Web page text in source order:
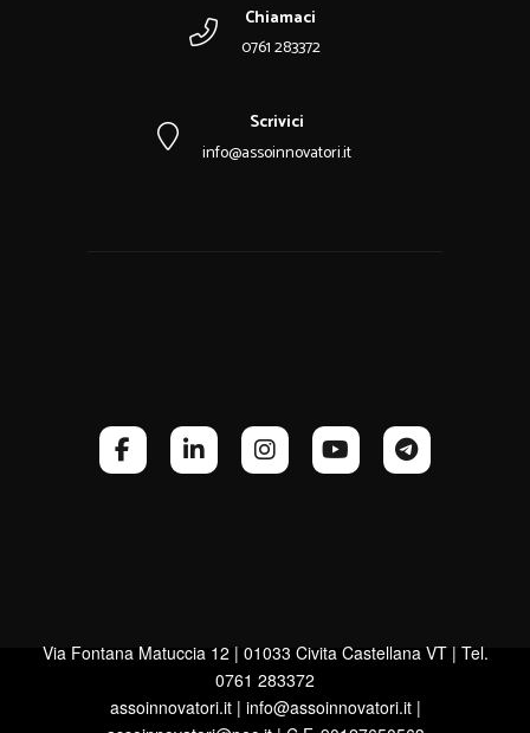
Chiamaci
0761 283372
Scrivici
info@assoinnovatori.it
Via Fontana Matuccia 12 | 01033 Civita Castellana VT | Tel.
0761 283372
assoinnovatori.it | info@assoinnovatori.it |